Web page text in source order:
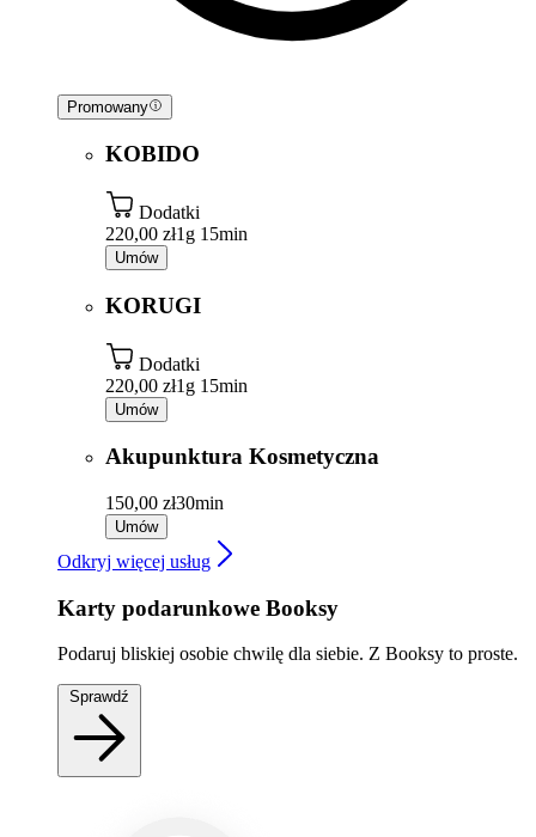
Promowany
KOBIDO
Dodatki
220,00 zł1g 15min
Umów
KORUGI
Dodatki
220,00 zł1g 15min
Umów
Akupunktura Kosmetyczna
150,00 zł30min
Umów
Odkryj więcej usług
Karty podarunkowe Booksy
Podaruj bliskiej osobie chwilę dla siebie. Z Booksy to proste.